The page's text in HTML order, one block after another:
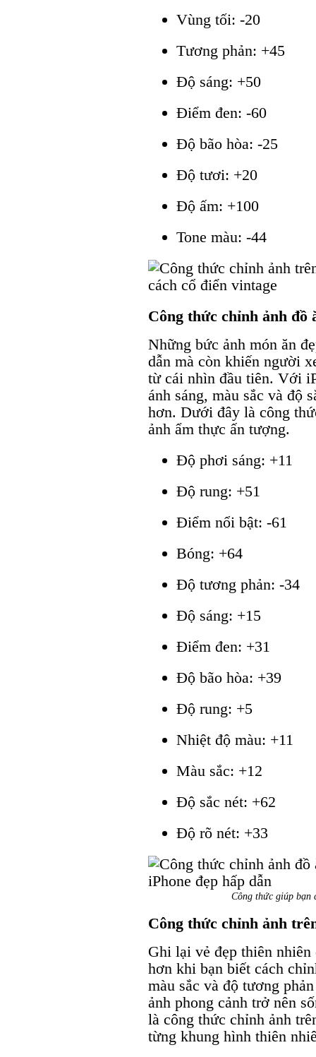
Vùng tối: -20
Tương phản: +45
Độ sáng: +50
Điểm đen: -60
Độ bão hòa: -25
Độ tươi: +20
Độ ấm: +100
Tone màu: -44
Công thức chỉnh ảnh đồ
Những bức ảnh món ăn
dẫn mà còn khiến người
từ cái nhìn đầu tiên. Với
ánh sáng, màu sắc và độ
hơn. Dưới đây là công
ảnh ẩm thực ấn tượng.
Độ phơi sáng: +11
Độ rung: +51
Điểm nổi bật: -61
Bóng: +64
Độ tương phản: -34
Độ sáng: +15
Điểm đen: +31
Độ bão hòa: +39
Độ rung: +5
Nhiệt độ màu: +11
Màu sắc: +12
Độ sắc nét: +62
Độ rõ nét: +33
Công thức giúp bạn
Công thức chỉnh ảnh
Ghi lại vẻ đẹp thiên
hơn khi bạn biết cách
màu sắc và độ tương
ảnh phong cảnh trở nên
là công thức chỉnh ảnh
từng khung hình thiên